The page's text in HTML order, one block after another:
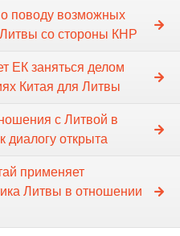
поводу возможных
со стороны КНР
ЕК заняться делом
Китая для Литвы
с Литвой в
диалогу открыта
применяет
Литвы в отношении